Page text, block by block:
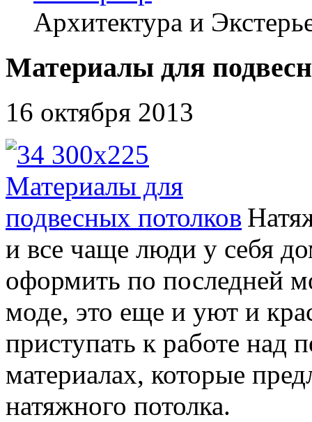
Архитектура и
Материалы для
16 октября 2013
и все чаще люди у себя
оформить по последней
моде, это еще и уют и
приступать к работе над
материалах, которые
натяжного потолка.